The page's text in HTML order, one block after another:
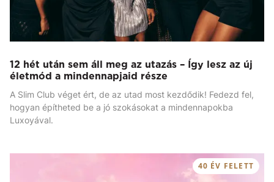
12 hét után sem áll meg az utazás – Így lesz az új
életmód a mindennapjaid része
A Slim Club véget ért, de az utad most kezdődik! Fedezd fel,
hogyan építheted be a jó szokásokat a mindennapokba
Luxoyával.
40 ÉV FELETT